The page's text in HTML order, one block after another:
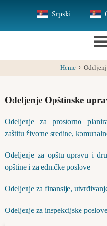
main
Srpski
Home
Odeljenje Opštinske
Odeljenje za prostorno
zaštitu životne sredine,
Odeljenje za opštu upravu i
opštine i zajedničke poslove
Odeljenje za finansije,
Odeljenje za inspekcijske poslove